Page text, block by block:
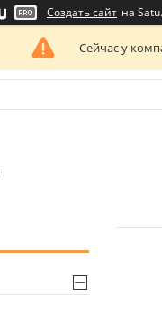
Создать сайт на
Сейчас у